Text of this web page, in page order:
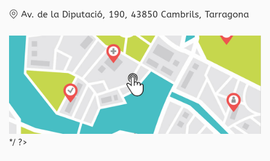
Av. de la Diputació, 190, 43850 Cambrils, Tarragona
*/ ?>